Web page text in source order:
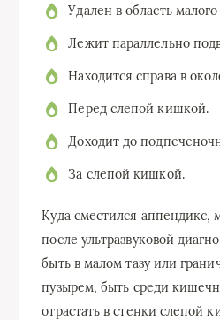
Удален в область малого
Лежит параллельно
Находится справа в
Перед слепой кишкой.
Доходит до
За слепой кишкой.
Куда сместился аппендикс,
после ультразвуковой
быть в малом тазу или
пузырем, быть среди
отрастать в стенки слепой